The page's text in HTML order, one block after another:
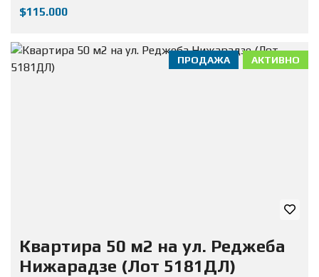
$115.000
АКТИВНО
ПРОДАЖА
Квартира 50 м2 на ул. Реджеба
Нижарадзе (Лот 5181ДЛ)